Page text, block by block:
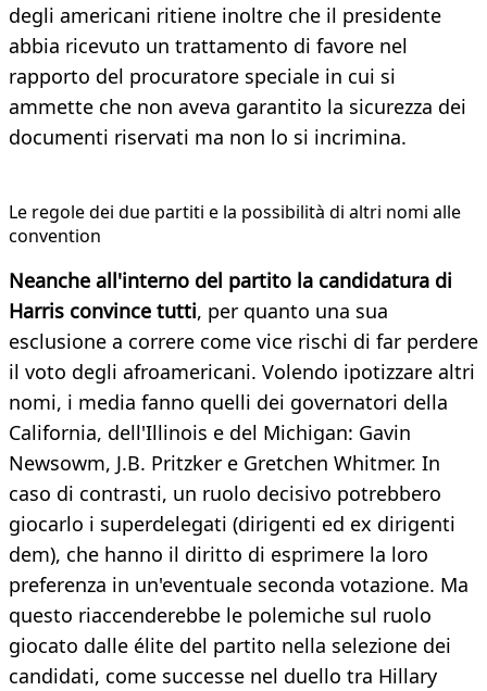
degli americani ritiene inoltre che il presidente
abbia ricevuto un trattamento di favore nel
rapporto del procuratore speciale in cui si
ammette che non aveva garantito la sicurezza dei
documenti riservati ma non lo si incrimina.
Le regole dei due partiti e la possibilità di altri nomi alle
convention
Neanche all'interno del partito la candidatura di
Harris convince tutti, per quanto una sua
esclusione a correre come vice rischi di far perdere
il voto degli afroamericani. Volendo ipotizzare altri
nomi, i media fanno quelli dei governatori della
California, dell'Illinois e del Michigan: Gavin
Newsowm, J.B. Pritzker e Gretchen Whitmer. In
caso di contrasti, un ruolo decisivo potrebbero
giocarlo i superdelegati (dirigenti ed ex dirigenti
dem), che hanno il diritto di esprimere la loro
preferenza in un'eventuale seconda votazione. Ma
questo riaccenderebbe le polemiche sul ruolo
giocato dalle élite del partito nella selezione dei
candidati, come successe nel duello tra Hillary